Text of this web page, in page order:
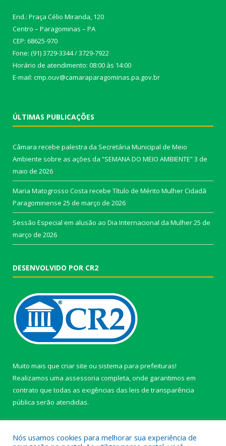
End.: Praça Célio Miranda, 120
Centro – Paragominas – PA
CEP: 68625-970
Fone: (91) 3729-3344 / 3729-7922
Horário de atendimento: 08:00 às 14:00
E-mail: cmp.ouv@camaraparagominas.pa.gov.br
ÚLTIMAS PUBLICAÇÕES
Câmara recebe palestra da Secretária Municipal de Meio
Ambiente sobre as ações da “SEMANA DO MEIO AMBIENTE”3 de
maio de 2026
Maria Matogrosso Costa recebe Título de Mérito Mulher Cidadã
Paragominense 25 de março de 2026
Sessão Especial em alusão ao Dia Internacional da Mulher25 de
março de 2026
DESENVOLVIDO POR CR2
Muito mais que criar site ou sistema para prefeituras!
Realizamos uma assessoria completa, onde garantimos em
contrato que todas as exigências das leis de transparência
pública serão atendidas.
Nós usamos cookies para melhorar sua experiência de